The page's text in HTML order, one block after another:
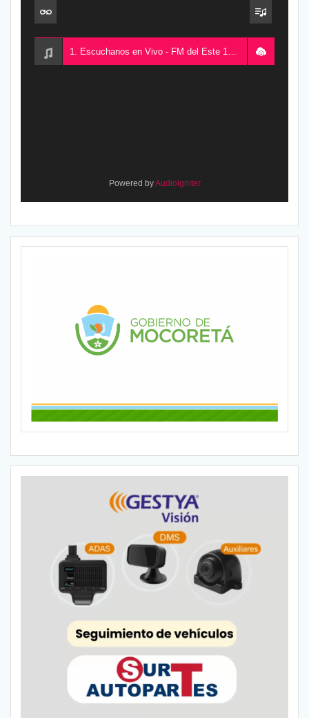
1. Escuchanos en Vivo - FM del Este 100.5, desde Chajarí, Entre Ríos, Argentina
Powered byAudioIgniter